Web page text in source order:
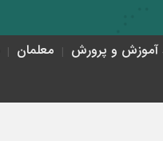
آموزش و پرورش معلمان